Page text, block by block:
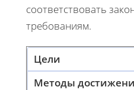
соответствовать
требованиям.
Цели
Методы